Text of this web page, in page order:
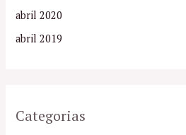
abril 2020
abril 2019
Categorias